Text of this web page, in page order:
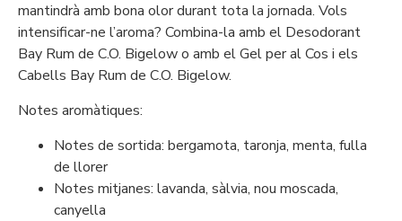
mantindrà amb bona olor durant tota la jornada. Vols
intensificar-ne l’aroma? Combina-la amb el Desodorant
Bay Rum de C.O. Bigelow o amb el Gel per al Cos i els
Cabells Bay Rum de C.O. Bigelow.
Notes aromàtiques:
Notes de sortida: bergamota, taronja, menta, fulla
de llorer
Notes mitjanes: lavanda, sàlvia, nou moscada,
canyella